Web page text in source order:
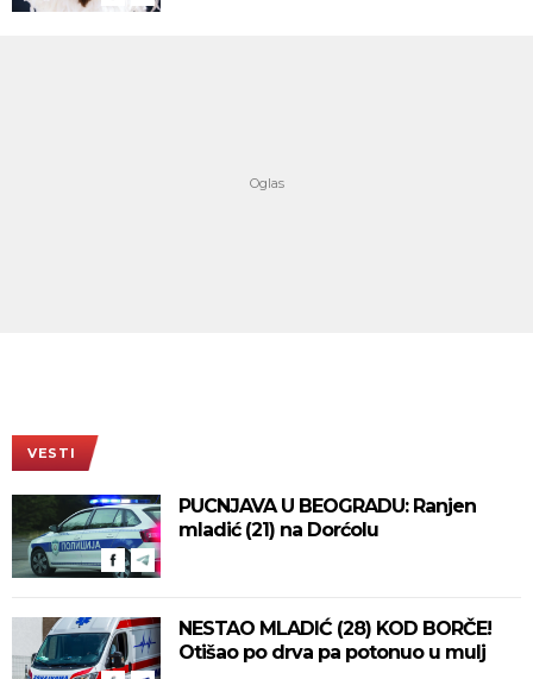
VESTI
PUCNJAVA U BEOGRADU: Ranjen
mladić (21) na Dorćolu
NESTAO MLADIĆ (28) KOD BORČE!
Otišao po drva pa potonuo u mulj